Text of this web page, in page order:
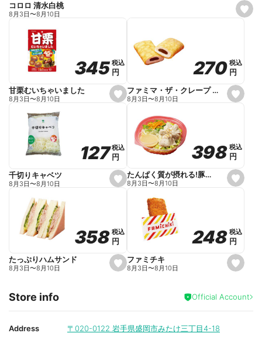
s
e
コロロ 清水白桃
8月3日〜8月10日
s
e
o
r
i
e
345
345税込
税込
円
円
甘栗むいちゃいました
8月3日〜8月10日
s
e
o
r
i
e
270
270 税込
税込
円
円
ファミマ・ザ・クレープ 生チョコ
8月3日〜8月10日
s
e
o
r
i
e
127
127税込
税込
円
円
千切りキャベツ
8月3日〜8月10日
s
e
o
r
i
e
398
398 税込
税込
円
円
たんぱく質が摂れる!豚しゃぶのパスタサラダ
8月3日〜8月10日
s
e
i
t
358
358税込
税込
円
円
たっぷりハムサンド
8月3日〜8月10日
s
e
a
248
248 税込
税込
円
円
ファミチキ
8月3日〜8月10日
Store info Official Account
Address 〒020-0122 岩手県盛岡市みたけ三丁目4-18